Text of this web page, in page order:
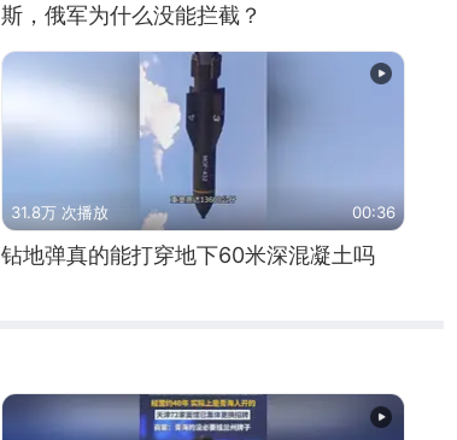
斯，俄军为什么没能拦截？
31.8万 次播放 00:36
钻地弹真的能打穿地下60米深混凝土吗